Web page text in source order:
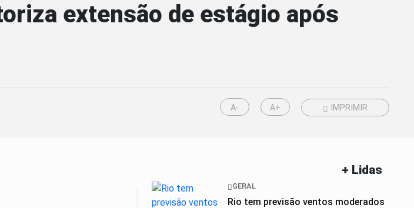
extensão de estágio após
A- A+ IMPRIMIR
+ Lidas
GERAL
Rio tem previsão ventos moderados